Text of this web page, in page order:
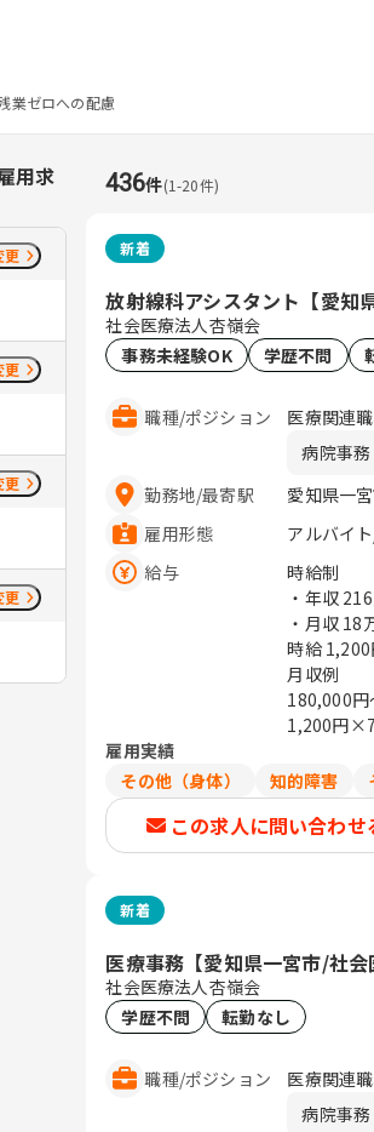
業ゼロへの配慮
用求
更
更
更
更
436件(1-20件)
新着
放射線科アシスタント【愛知
社会医療法人杏嶺会
事務未経験OK
学歴不問
職種/ポジション
医療関連
病院事務
勤務地/最寄駅
愛知県一
雇用形態
アルバイ
給与
時給制
・年収
・月収 18
時給
月収例
180,000
1,200円
雇用実績
その他（身体）
知的障害
この求人に問い合わせ
新着
医療事務【愛知県一宮市/社会
社会医療法人杏嶺会
学歴不問
転勤なし
職種/ポジション
医療関連
病院事務